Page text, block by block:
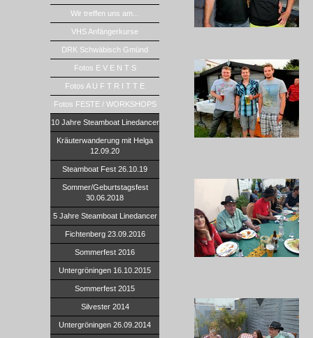
Wir treffen uns am...
VHS Anfängerkurse
DRK Schwäbisch Gmünd
Fotos E V E N T S
Fotos A U F T R I T T E
Fotos FESTE / WORKSHOPS
10 Jahre Steamboat Linedancer
Kräuterwanderung mit Helga
12.09.20
Steamboat Fest 26.10.19
Sommer/Geburtstagsfest
30.06.2018
5 Jahre Steamboat Linedancer
Fichtenberg 23.09.2016
Sommerfest 2016
Untergröningen 16.10.2015
Sommerfest 2015
Silvester 2014
Untergröningen 26.09.2014